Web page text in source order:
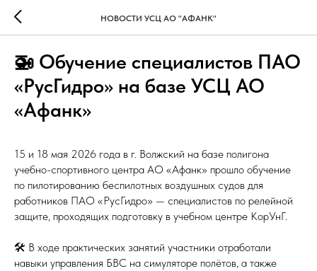
НОВОСТИ УСЦ AO "АФАНК"
🚁 Обучение специалистов ПАО
«РусГидро» на базе УСЦ АО
«Афанк»
15 и 18 мая 2026 года в г. Волжский на базе полигона
учебно-спортивного центра АО «Афанк» прошло обучение
по пилотированию беспилотных воздушных судов для
работников ПАО «РусГидро» — специалистов по релейной
защите, проходящих подготовку в учебном центре КорУнГ.
🛠 В ходе практических занятий участники отработали
навыки управления БВС на симуляторе полётов, а также